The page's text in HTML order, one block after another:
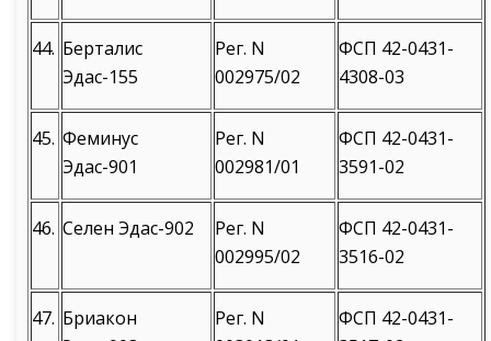
44. Берталис
Эдас-155
Рег. N
002975/02
ФСП 42-0431-
4308-03
45. Феминус
Эдас-901
Рег. N
002981/01
ФСП 42-0431-
3591-02
46. Селен Эдас-902
Рег. N
002995/02
ФСП 42-0431-
3516-02
47. Бриакон
Рег. N
ФСП 42-0431-